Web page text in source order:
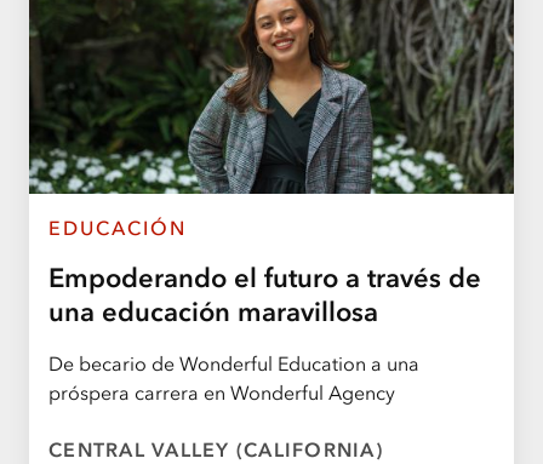
EDUCACIÓN
Empoderando el futuro a través de
una educación maravillosa
De becario de Wonderful Education a una
próspera carrera en Wonderful Agency
CENTRAL VALLEY (CALIFORNIA)